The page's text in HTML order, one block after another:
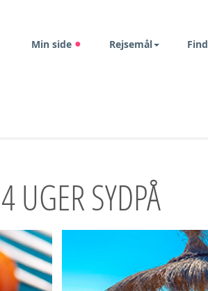
Min side Rejsemål
UGER SYDPÅ